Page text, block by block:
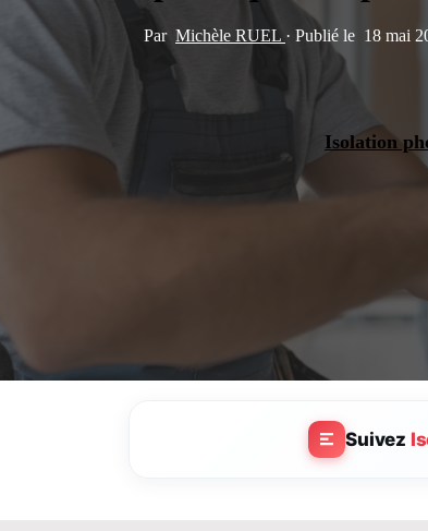
Par Michèle RUEL · Publié le 18 mai
Isolation
Suivez